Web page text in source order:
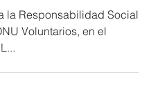
la Responsabilidad Social
Voluntarios, en el